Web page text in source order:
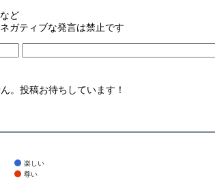
ど
ガティブな発言は禁止です
。投稿お待ちしています！
楽しい
尊い